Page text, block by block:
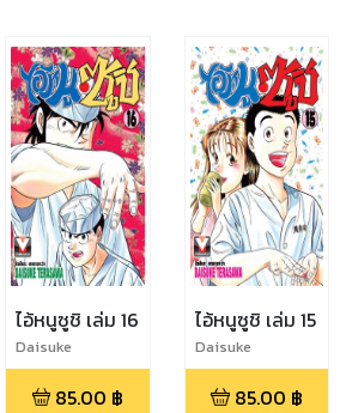
ไอ้หนูซูชิ เล่ม 16
Daisuke
Terasawa
85.00 ฿
ไอ้หนูซูชิ เล่ม 15
Daisuke
Terasawa
85.00 ฿